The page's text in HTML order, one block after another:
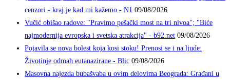
cenzori - kraj je kad mi kažemo - N1 09/08/2026
Vučić obišao radove: "Pravimo pešački most na tri nivoa"; "Biće
najmodernija evropska i svetska atrakcija" - b92.net 09/08/2026
Pojavila se nova bolest koja kosi stoku! Prenosi se i na ljude:
Životinje odmah eutanazirane - Blic 09/08/2026
Masovna najezda bubašvaba u ovim delovima Beograda: Građani u